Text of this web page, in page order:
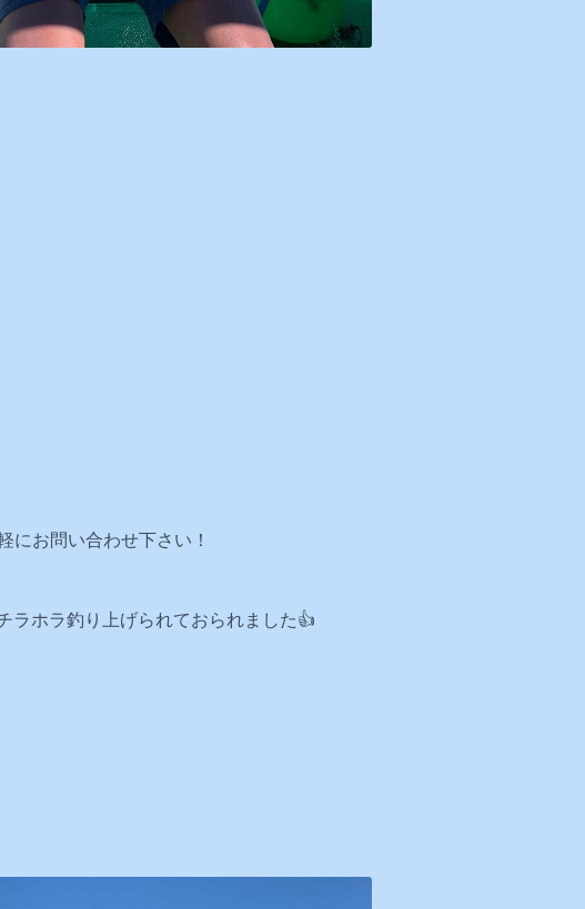
にお問い合わせ下さい！
ラホラ釣り上げられておられました👍